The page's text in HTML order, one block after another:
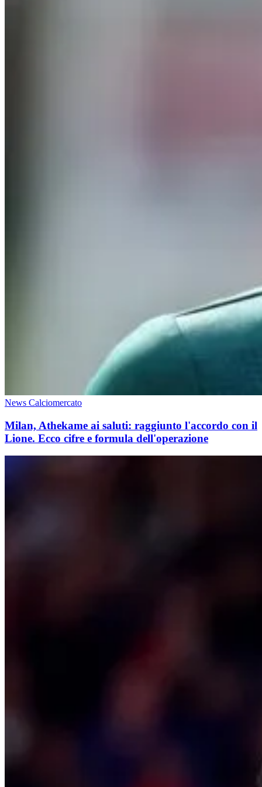
News Calciomercato
Milan, Athekame ai saluti: raggiunto l'accordo con il
Lione. Ecco cifre e formula dell'operazione